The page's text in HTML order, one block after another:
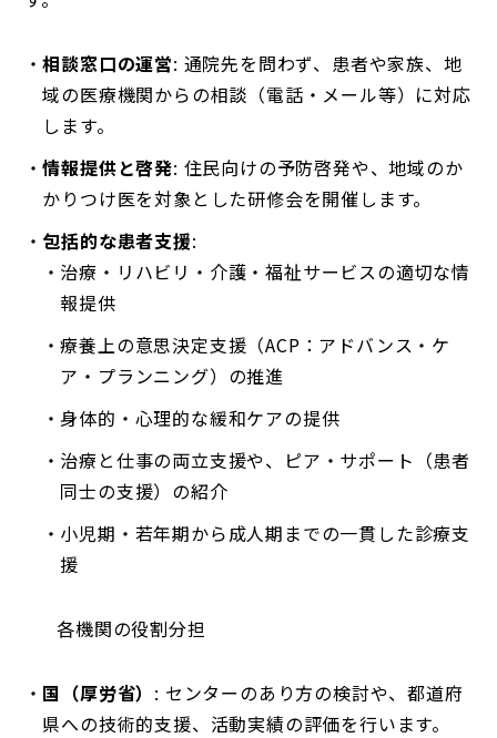
相談窓口の運営: 通院先を問わず、患者や家族、地
域の医療機関からの相談（電話・メール等）に対応
します。
情報提供と啓発: 住民向けの予防啓発や、地域のか
かりつけ医を対象とした研修会を開催します。
包括的な患者支援:
治療・リハビリ・介護・福祉サービスの適切な情
報提供
療養上の意思決定支援（ACP：アドバンス・ケ
ア・プランニング）の推進
身体的・心理的な緩和ケアの提供
治療と仕事の両立支援や、ピア・サポート（患者
同士の支援）の紹介
小児期・若年期から成人期までの一貫した診療支
援
各機関の役割分担
国（厚労省） : センターのあり方の検討や、都道府
県への技術的支援、活動実績の評価を行います。